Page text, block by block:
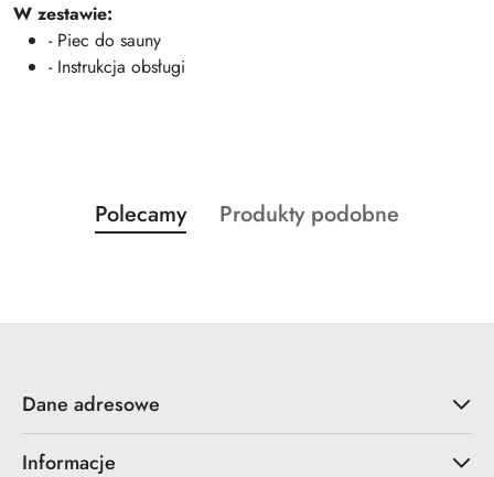
W zestawie:
- Piec do sauny
- Instrukcja obsługi
Pomiń karuzelę produktów
Produkty
o
Polecamy
Produkty
Produkty podobne
Dane adresowe
Informacje